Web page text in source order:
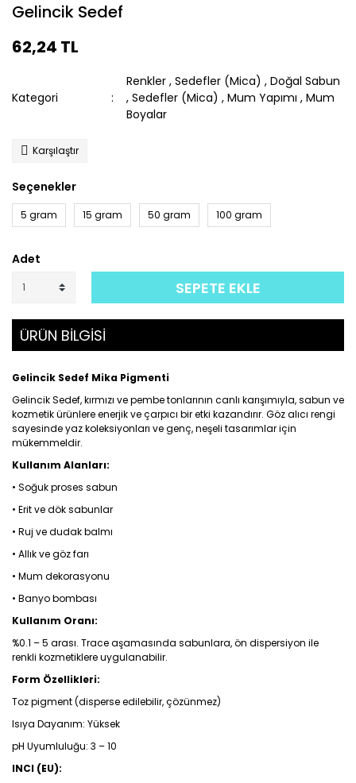
Gelincik Sedef
62,24 TL
Kategori
Renkler ,Sedefler (Mica) ,Doğal Sabun
,Sedefler (Mica) ,Mum Yapımı ,Mum
Boyalar
Karşılaştır
Seçenekler
5 gram 15 gram 50 gram 100 gram
Adet
SEPETE EKLE
ÜRÜN BİLGİSİ
Gelincik Sedef Mika Pigmenti
Gelincik Sedef, kırmızı ve pembe tonlarının canlı karışımıyla, sabun ve
kozmetik ürünlere enerjik ve çarpıcı bir etki kazandırır. Göz alıcı rengi
sayesinde yaz koleksiyonları ve genç, neşeli tasarımlar için
mükemmeldir.
Kullanım Alanları:
• Soğuk proses sabun
• Erit ve dök sabunlar
• Ruj ve dudak balmı
• Allık ve göz farı
• Mum dekorasyonu
• Banyo bombası
Kullanım Oranı:
%0.1 – 5 arası. Trace aşamasında sabunlara, ön dispersiyon ile
renkli kozmetiklere uygulanabilir.
Form Özellikleri:
Toz pigment (disperse edilebilir, çözünmez)
Isıya Dayanım: Yüksek
pH Uyumluluğu: 3 – 10
INCI (EU):